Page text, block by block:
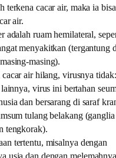
terkena cacar air, maka ia bisa
air.
adalah ruam hemilateral,
menyakitkan (tergantung
masing).
air hilang, virusnya
virus ini bertahan
dan bersarang di saraf
tulang belakang
tengkorak).
tertentu, misalnya dengan